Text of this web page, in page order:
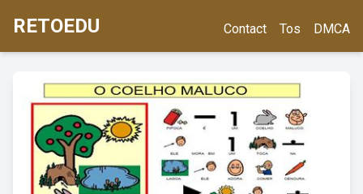
RETOEDU Contact Tos DMCA